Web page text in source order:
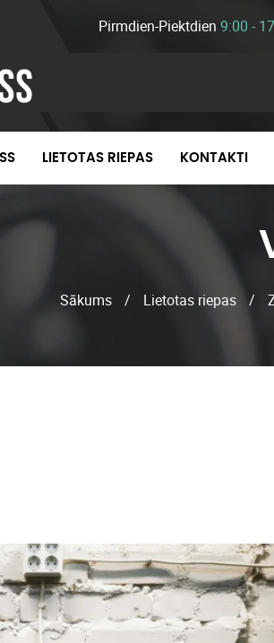
Pirmdien-Piektdien 9:00 -
LIETOTAS RIEPAS KONTAKTI
Sākums / Lietotas riepas /